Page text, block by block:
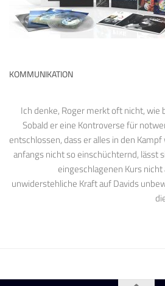
KOMMUNIKATION
Ich denke, Roger merkt oft nicht, wie
Sobald er eine Kontroverse für
entschlossen, dass er alles in den
anfangs nicht so einschüchternd, lässt
eingeschlagenen Kurs
unwiderstehliche Kraft auf Davids